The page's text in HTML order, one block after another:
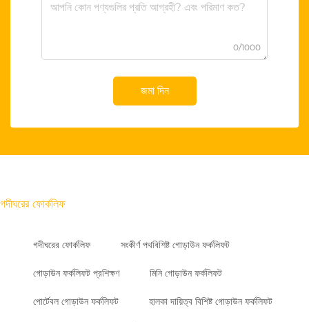
0/1000
জমা দিন
গদীঘরের ফোর্কলিফ
গদীঘরের ফোর্কলিফ সংকীর্ণ পথবিশিষ্ট গোড়াউন ফর্কলিফট
গোড়াউন ফর্কলিফট প্রশিক্ষণ মিনি গোড়াউন ফর্কলিফট
পোর্টেবল গোড়াউন ফর্কলিফট হালকা দায়িত্ব বিশিষ্ট গোড়াউন ফর্কলিফট